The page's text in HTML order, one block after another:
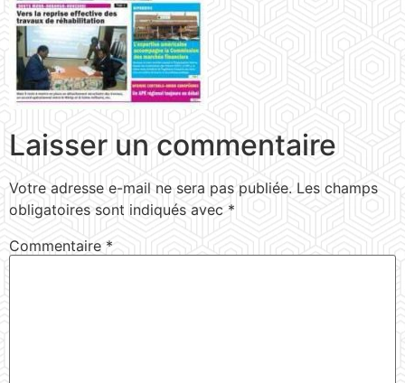
Laisser un commentaire
Votre adresse e-mail ne sera pas publiée. Les champs
obligatoires sont indiqués avec *
Commentaire *